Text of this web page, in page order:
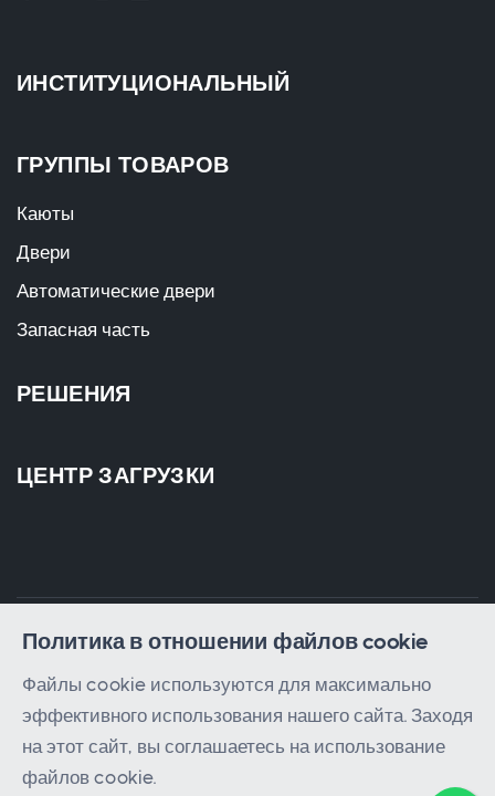
ИНСТИТУЦИОНАЛЬНЫЙ
ГРУППЫ ТОВАРОВ
Каюты
Двери
Автоматические двери
Запасная часть
РЕШЕНИЯ
ЦЕНТР ЗАГРУЗКИ
© 2023 - 2026 Все права защищеныHatem Lift
Политика в отношении файлов cookie
Файлы cookie используются для максимально
эффективного использования нашего сайта. Заходя
на этот сайт, вы соглашаетесь на использование
файлов cookie.